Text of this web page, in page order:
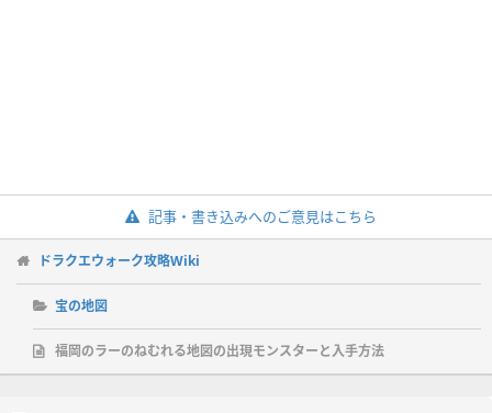
記事・書き込みへのご意見はこちら
ドラクエウォーク攻略Wiki
宝の地図
福岡のラーのねむれる地図の出現モンスターと入手方法